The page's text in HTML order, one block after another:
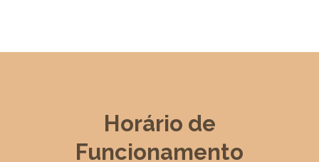
Horário de
Funcionamento